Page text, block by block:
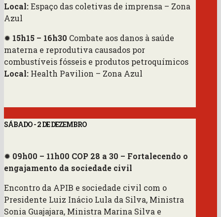
Local:Espaço das coletivas de imprensa – Zona
Azul
✹ 15h15 – 16h30 Combate aos danos à saúde
materna e reprodutiva causados por
combustíveis fósseis e produtos petroquímicos
Local: Health Pavilion – Zona Azul
SÁBADO - 2 DE DEZEMBRO
✹ 09h00 – 11h00 COP 28 a 30 – Fortalecendo o
engajamento da sociedade civil
Encontro da APIB e sociedade civil com o
Presidente Luiz Inácio Lula da Silva, Ministra
Sonia Guajajara, Ministra Marina Silva e